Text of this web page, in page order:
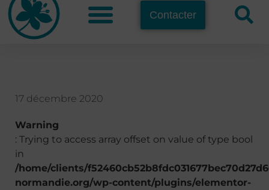
Contacter
17 décembre 2020
Warning
: Trying to access array offset on value of type bool
in
/home/clients/
normandie.org/wp-content/plugins/elementor-